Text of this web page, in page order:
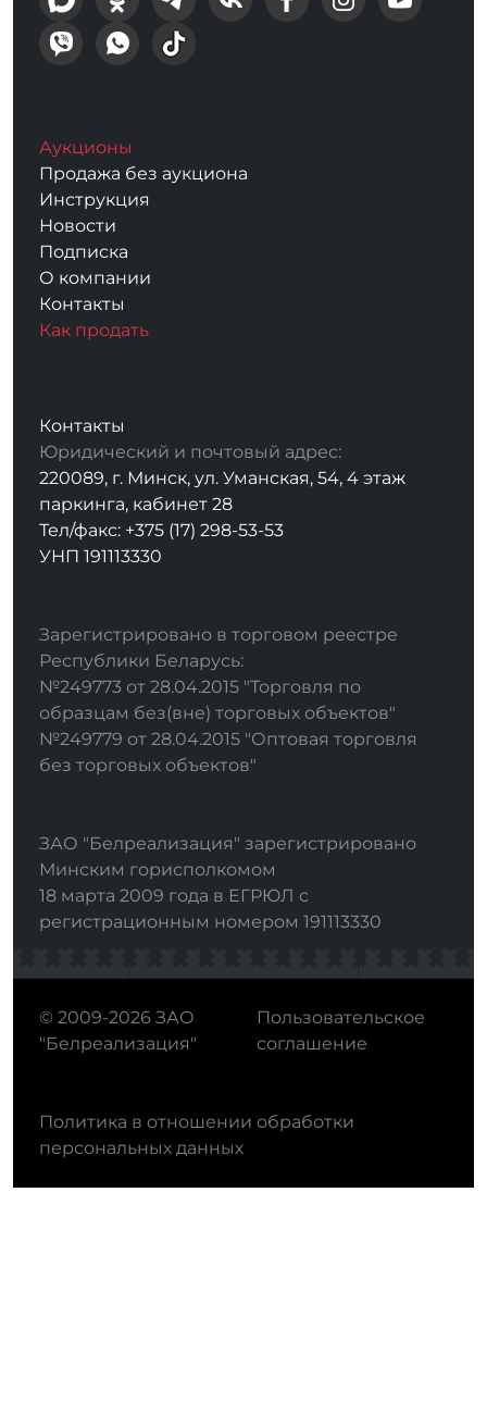
Аукционы
Продажа без аукциона
Инструкция
Новости
Подписка
О компании
Контакты
Как продать
Контакты
Юридический и почтовый адрес:
220089, г. Минск, ул. Уманская, 54, 4 этаж
паркинга, кабинет 28
Тел/факс: +375 (17) 298-53-53
УНП 191113330
Зарегистрировано в торговом реестре
Республики Беларусь:
№249773 от 28.04.2015 "Торговля по
образцам без(вне) торговых объектов"
№249779 от 28.04.2015 "Оптовая торговля
без торговых объектов"
ЗАО "Белреализация" зарегистрировано
Минским горисполкомом
18 марта 2009 года в ЕГРЮЛ с
регистрационным номером 191113330
© 2009-2026 ЗАО
"Белреализация"
Пользовательское
соглашение
Политика в отношении обработки
персональных данных